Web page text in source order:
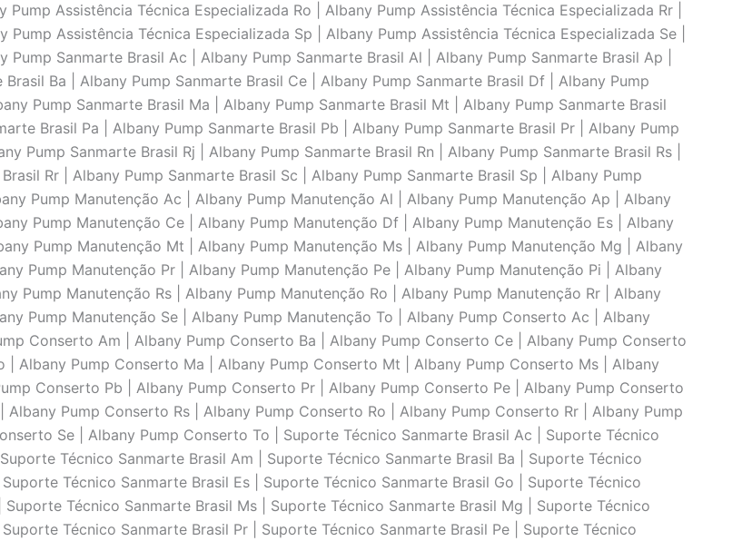
Assistência Técnica Especializada Ro | Albany Pump Assistência Técnica Especializada Rr |
Assistência Técnica Especializada Sp | Albany Pump Assistência Técnica Especializada Se |
Sanmarte Brasil Ac | Albany Pump Sanmarte Brasil Al | Albany Pump Sanmarte Brasil Ap |
Ba | Albany Pump Sanmarte Brasil Ce | Albany Pump Sanmarte Brasil Df | Albany Pump
Pump Sanmarte Brasil Ma | Albany Pump Sanmarte Brasil Mt | Albany Pump Sanmarte Brasil
Brasil Pa | Albany Pump Sanmarte Brasil Pb | Albany Pump Sanmarte Brasil Pr | Albany Pump
Pump Sanmarte Brasil Rj | Albany Pump Sanmarte Brasil Rn | Albany Pump Sanmarte Brasil Rs |
Rr | Albany Pump Sanmarte Brasil Sc | Albany Pump Sanmarte Brasil Sp | Albany Pump
Pump Manutenção Ac | Albany Pump Manutenção Al | Albany Pump Manutenção Ap | Albany
Pump Manutenção Ce | Albany Pump Manutenção Df | Albany Pump Manutenção Es | Albany
Pump Manutenção Mt | Albany Pump Manutenção Ms | Albany Pump Manutenção Mg | Albany
Pump Manutenção Pr | Albany Pump Manutenção Pe | Albany Pump Manutenção Pi | Albany
Pump Manutenção Rs | Albany Pump Manutenção Ro | Albany Pump Manutenção Rr | Albany
Pump Manutenção Se | Albany Pump Manutenção To | Albany Pump Conserto Ac | Albany
Conserto Am | Albany Pump Conserto Ba | Albany Pump Conserto Ce | Albany Pump Conserto
Albany Pump Conserto Ma | Albany Pump Conserto Mt | Albany Pump Conserto Ms | Albany
Conserto Pb | Albany Pump Conserto Pr | Albany Pump Conserto Pe | Albany Pump Conserto
Pump Conserto Rs | Albany Pump Conserto Ro | Albany Pump Conserto Rr | Albany Pump
Se | Albany Pump Conserto To | Suporte Técnico Sanmarte Brasil Ac | Suporte Técnico
Técnico Sanmarte Brasil Am | Suporte Técnico Sanmarte Brasil Ba | Suporte Técnico
Técnico Sanmarte Brasil Es | Suporte Técnico Sanmarte Brasil Go | Suporte Técnico
Técnico Sanmarte Brasil Ms | Suporte Técnico Sanmarte Brasil Mg | Suporte Técnico
Técnico Sanmarte Brasil Pr | Suporte Técnico Sanmarte Brasil Pe | Suporte Técnico